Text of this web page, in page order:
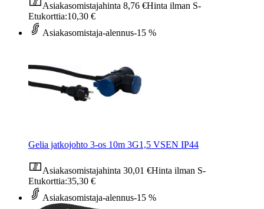
Asiakasomistajahinta 8,76 €Hinta ilman S-
Etukorttia:10,30 €
Asiakasomistaja-alennus-15 %
Gelia jatkojohto 3-os 10m 3G1,5 VSEN IP44
Asiakasomistajahinta 30,01 €Hinta ilman S-
Etukorttia:35,30 €
Asiakasomistaja-alennus-15 %